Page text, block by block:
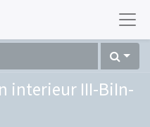
interieur III-BiIn-